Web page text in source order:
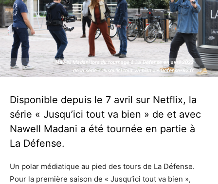
Nawell Madani lors du tournage à La Défense en avril 2022
de la série « Jusqu’ici tout va bien » - Defense-92.fr
Nawell Madani lors du tournage à La Défense en avril 2022
de la série « Jusqu’ici tout va bien » - Defense-92.fr
Disponible depuis le 7 avril sur Netflix, la
série « Jusqu’ici tout va bien » de et avec
Nawell Madani a été tournée en partie à
La Défense.
Un polar médiatique au pied des tours de La Défense.
Pour la première saison de « Jusqu’ici tout va bien »,